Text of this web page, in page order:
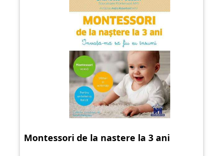
Montessori de la nastere la 3 ani